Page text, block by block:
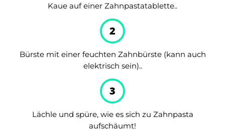
Kaue auf einer Zahnpastatablette..
2
Bürste mit einer feuchten Zahnbürste (kann auch
elektrisch sein)..
3
Lächle und spüre, wie es sich zu Zahnpasta
aufschäumt!